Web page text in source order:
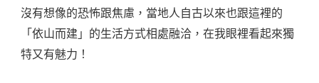
西
班
沒有想像的恐怖跟焦慮，當地人自古以來也跟這裡的
「依山而建」的生活方式相處融洽，在我眼裡看起來獨
特又有魅力！